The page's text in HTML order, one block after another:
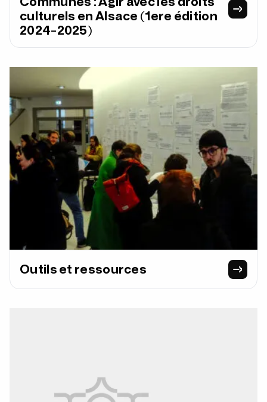
culturels en Alsace (1ere édition
2024-2025)
Outils et ressources